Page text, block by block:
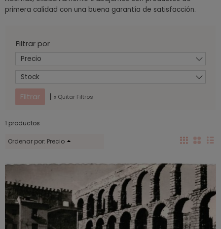
primera calidad con una buena garantía de satisfacción.
Filtrar por
Precio
Stock
| x Quitar Filtros
1 productos
Ordenar por: Precio